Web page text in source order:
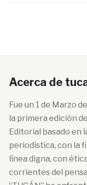
Acerca de
Fue un 1 de Marzo
la primera edición
Editorial basado en
periodística, con la
línea digna, con
corrientes del